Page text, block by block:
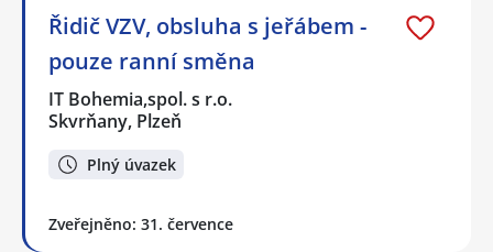
Řidič VZV, obsluha s jeřábem -
pouze ranní směna
IT Bohemia,spol. s r.o.
Skvrňany, Plzeň
Plný úvazek
Zveřejněno: 31. července